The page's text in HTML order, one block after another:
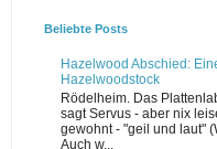
Beliebte Posts
Hazelwood Abschied:
Hazelwoodstock
Rödelheim. Das
sagt Servus - aber nix
gewohnt - "geil und laut"
Auch w...